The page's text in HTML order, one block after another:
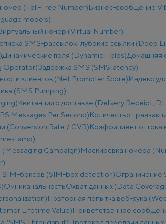
(Toll-Free Number)Бизнес-сообщение
models)
номер (Virtual Number)
SMS-рассылокГлубокие ссылки (Deep
Динамические поля (Dynamic Fields)Домашняя
Operator)Задержка SMS (SMS latency)
клиентов (Net Promoter Score)Индекс
(SMS Pumping)
Квитанция о доставке (Delivery Receipt,
Messages Per Second)Количество
(Conversion Rate / CVR)Коэффициент оттока
(Messaging Campaign)Маскировка номера
боксов (SIM-box detection)Ограничение
ОмниканальностьОхват данных (Data
Повторная попытка веб-хука
Lifetime Value)Приветственное
(SMS Throughput)Протокол передачи